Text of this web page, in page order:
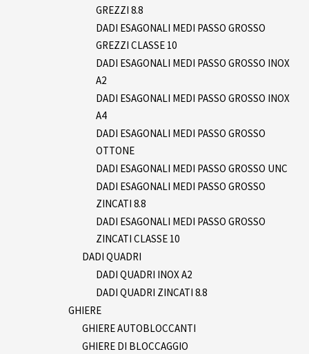
GREZZI 8.8
DADI ESAGONALI MEDI PASSO GROSSO
GREZZI CLASSE 10
DADI ESAGONALI MEDI PASSO GROSSO INOX
A2
DADI ESAGONALI MEDI PASSO GROSSO INOX
A4
DADI ESAGONALI MEDI PASSO GROSSO
OTTONE
DADI ESAGONALI MEDI PASSO GROSSO UNC
DADI ESAGONALI MEDI PASSO GROSSO
ZINCATI 8.8
DADI ESAGONALI MEDI PASSO GROSSO
ZINCATI CLASSE 10
DADI QUADRI
DADI QUADRI INOX A2
DADI QUADRI ZINCATI 8.8
GHIERE
GHIERE AUTOBLOCCANTI
GHIERE DI BLOCCAGGIO